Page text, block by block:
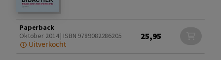
Paperback
Oktober 2014 | ISBN 9789082286205
Uitverkocht
25,95